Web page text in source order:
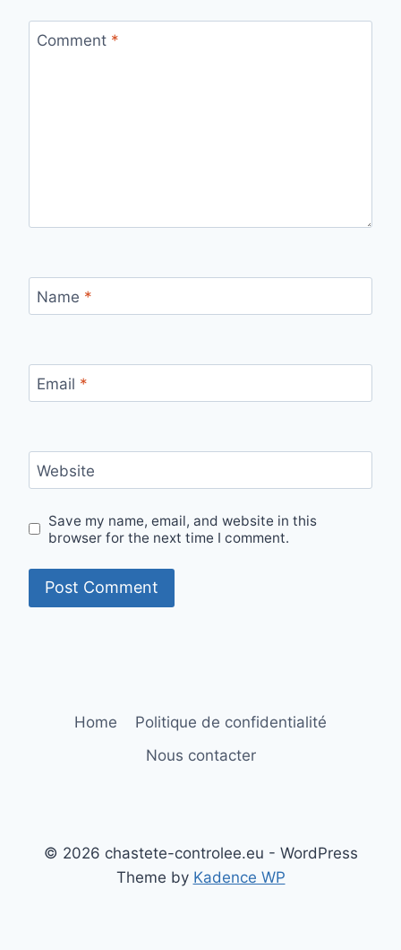
Comment *
Name *
Email *
Website
Save my name, email, and website in this
browser for the next time I comment.
Home
Politique de confidentialité
Nous contacter
© 2026 chastete-controlee.eu - WordPress
Theme by Kadence WP